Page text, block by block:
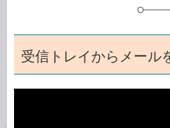
受信トレイからメール